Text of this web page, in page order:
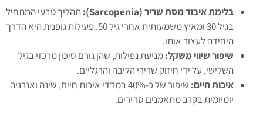
בלימת איבוד מסת שריר (Sarcopenia):
תהליך טבעי המתחיל
בגיל 30 ומאיץ משמעותית אחרי גיל 50. פעילות גופנית היא הדרך
היחידה לעצור אותו.
שיפור שיווי משקל:מניעת נפילות, שהן גורם סיכון מרכזי בגיל
השלישי, על ידי חיזוק שרירי הליבה והרגליים.
איכות חיים:
שיפור של כ-40% במדדי איכות חיים, שינה ואנרגיה
יומיומית בקרב מתאמנים סדירים.